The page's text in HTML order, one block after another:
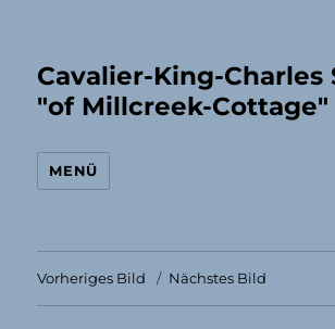
Cavalier-King-Charles
"of Millcreek-Cottage"
MENÜ
Vorheriges Bild Nächstes Bild